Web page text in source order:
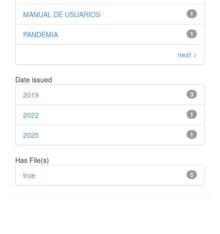
1
MANUAL DE USUARIOS
1
PANDEMIA
next >
Date issued
3
2019
1
2022
1
2025
Has File(s)
5
true